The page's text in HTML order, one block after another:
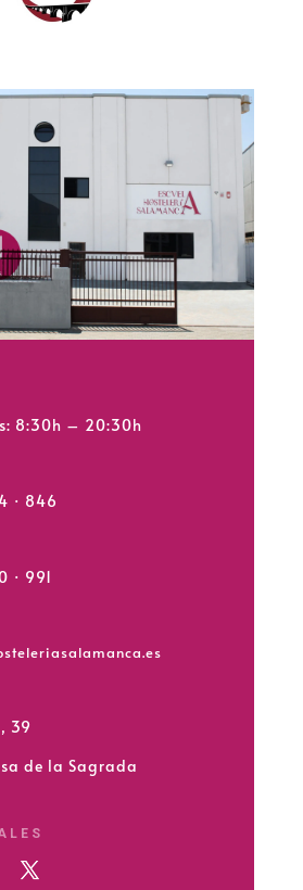
8:30h – 20:30h
· 846
· 991
39
de la Sagrada